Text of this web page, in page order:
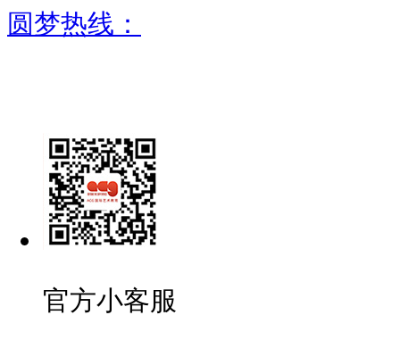
圆梦热线：
官方小客服